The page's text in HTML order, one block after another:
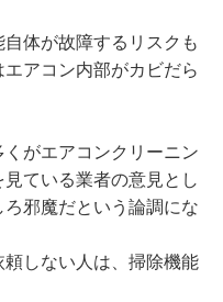
体が故障するリスクも
アコン内部がカビだら
がエアコンクリーニン
ている業者の意見とし
邪魔だという論調にな
しない人は、掃除機能